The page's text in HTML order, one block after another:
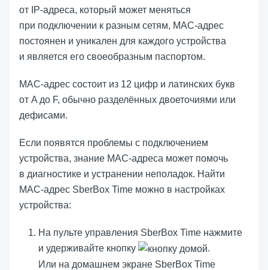
от IP-адреса, который может меняться
при подключении к разным сетям, MAC-адрес
постоянен и уникален для каждого устройства
и является его своеобразным паспортом.
MAC-адрес состоит из 12 цифр и латинских букв
от A до F, обычно разделённых двоеточиями или
дефисами.
Если появятся проблемы с подключением
устройства, знание MAC-адреса может помочь
в диагностике и устранении неполадок. Найти
MAC-адрес SberBox Time можно в настройках
устройства:
На пульте управления SberBox Time нажмите
и удерживайте кнопку
.
Или на домашнем экране SberBox Time